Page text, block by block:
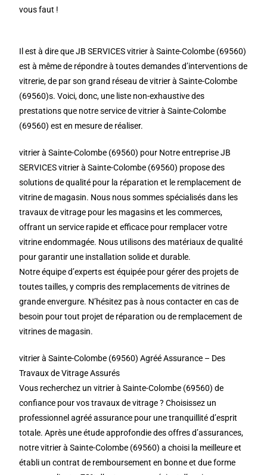
vous faut !
Il est à dire que JB SERVICES vitrier à Sainte-Colombe (69560)
est à même de répondre à toutes demandes d’interventions de
vitrerie, de par son grand réseau de vitrier à Sainte-Colombe
(69560)s. Voici, donc, une liste non-exhaustive des
prestations que notre service de vitrier à Sainte-Colombe
(69560) est en mesure de réaliser.
vitrier à Sainte-Colombe (69560) pour Notre entreprise JB
SERVICES vitrier à Sainte-Colombe (69560) propose des
solutions de qualité pour la réparation et le remplacement de
vitrine de magasin. Nous nous sommes spécialisés dans les
travaux de vitrage pour les magasins et les commerces,
offrant un service rapide et efficace pour remplacer votre
vitrine endommagée. Nous utilisons des matériaux de qualité
pour garantir une installation solide et durable.
Notre équipe d’experts est équipée pour gérer des projets de
toutes tailles, y compris des remplacements de vitrines de
grande envergure. N’hésitez pas à nous contacter en cas de
besoin pour tout projet de réparation ou de remplacement de
vitrines de magasin.
vitrier à Sainte-Colombe (69560) Agréé Assurance – Des
Travaux de Vitrage Assurés
Vous recherchez un vitrier à Sainte-Colombe (69560) de
confiance pour vos travaux de vitrage ? Choisissez un
professionnel agréé assurance pour une tranquillité d’esprit
totale. Après une étude approfondie des offres d’assurances,
notre vitrier à Sainte-Colombe (69560) a choisi la meilleure et
établi un contrat de remboursement en bonne et due forme